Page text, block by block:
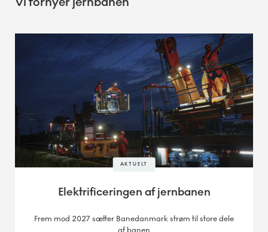
AKTUELT
Elektrificeringen af jernbanen
Frem mod 2027 sætter Banedanmark strøm til store dele
af banen